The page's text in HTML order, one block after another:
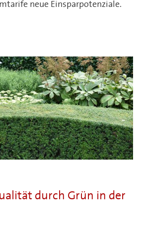
neue Einsparpotenziale.
durch Grün in der